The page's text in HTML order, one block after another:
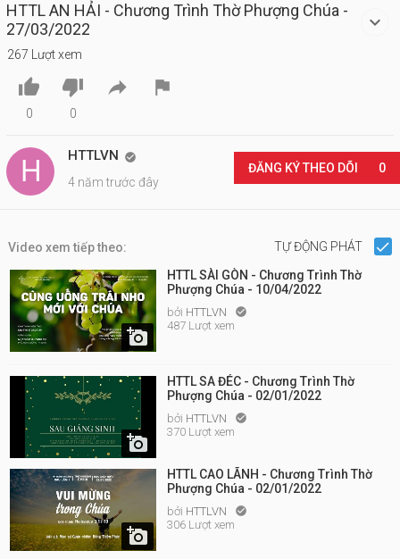
HTTL AN HẢI - Chương Trình Thờ Phượng Chúa -
27/03/2022
267 Lượt xem

0

0
 
HTTLVN 
4 năm trước đây
ĐĂNG KÝ THEO DÕI 0
Video xem tiếp theo: TỰ ĐỘNG PHÁT

HTTL SÀI GÒN - Chương Trình Thờ
Phượng Chúa - 10/04/2022
bởi HTTLVN 
487 Lượt xem

HTTL SA ĐÉC - Chương Trình Thờ
Phượng Chúa - 02/01/2022
bởi HTTLVN 
370 Lượt xem

HTTL CAO LÃNH - Chương Trình Thờ
Phượng Chúa - 02/01/2022
bởi HTTLVN 
306 Lượt xem